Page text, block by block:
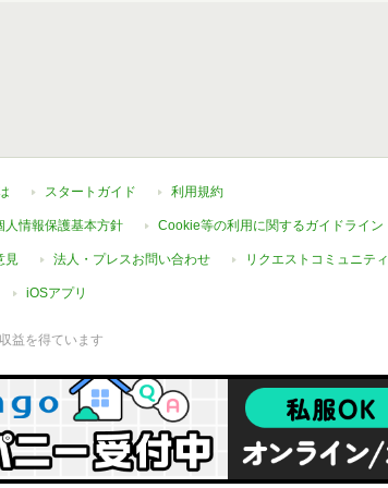
スタートガイド 利用規約
人情報保護基本方針 Cookie等の利用に関するガイドライン
見 法人・プレスお問い合わせ リクエストコミュニティ
iOSアプリ
益を得ています